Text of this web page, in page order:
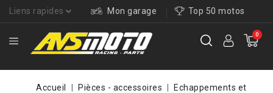
Liens rapides Mon garage Top 50 motos
0
Accueil Pièces - accessoires
Echappements et